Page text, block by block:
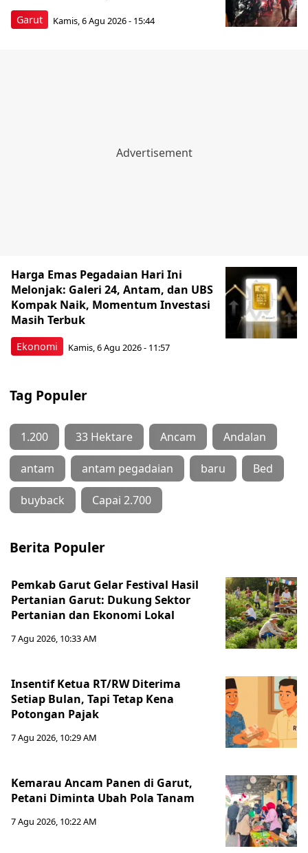
Garut Kamis, 6 Agu 2026 - 15:44
Ekonomi
Harga Emas Pegadaian Hari Ini
Melonjak: Galeri 24, Antam, dan UBS
Kompak Naik, Momentum Investasi
Masih Terbuk
Kamis, 6 Agu 2026 - 11:57
Tag Populer
1.200 33 Hektare Ancam Andalan
antam antam pegadaian baru Bed
buyback Capai 2.700
Berita Populer
Pemkab Garut Gelar Festival Hasil
Pertanian Garut: Dukung Sektor
Pertanian dan Ekonomi Lokal
7 Agu 2026, 10:33 AM
Insentif Ketua RT/RW Diterima
Setiap Bulan, Tapi Tetap Kena
Potongan Pajak
7 Agu 2026, 10:29 AM
Kemarau Ancam Panen di Garut,
Petani Diminta Ubah Pola Tanam
7 Agu 2026, 10:22 AM